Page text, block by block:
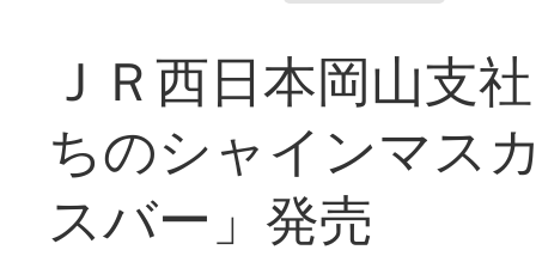
ＪＲ西日本岡山支
ちのシャインマス
スバー」発売